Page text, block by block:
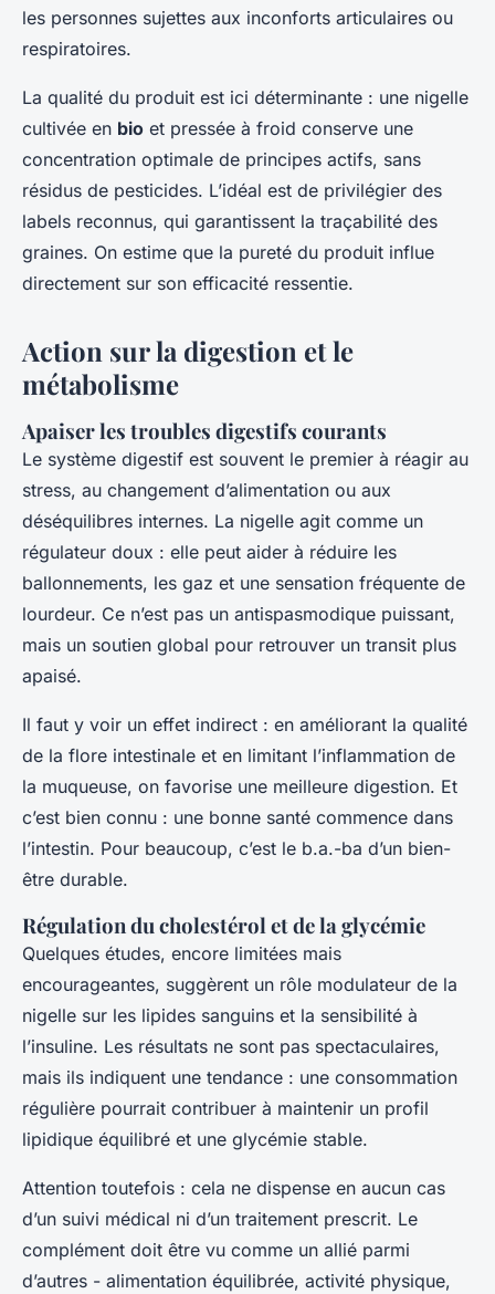
les personnes sujettes aux inconforts articulaires ou
respiratoires.
La qualité du produit est ici déterminante : une nigelle
cultivée en bio et pressée à froid conserve une
concentration optimale de principes actifs, sans
résidus de pesticides. L’idéal est de privilégier des
labels reconnus, qui garantissent la traçabilité des
graines. On estime que la pureté du produit influe
directement sur son efficacité ressentie.
Action sur la digestion et le
métabolisme
Apaiser les troubles digestifs courants
Le système digestif est souvent le premier à réagir au
stress, au changement d’alimentation ou aux
déséquilibres internes. La nigelle agit comme un
régulateur doux : elle peut aider à réduire les
ballonnements, les gaz et une sensation fréquente de
lourdeur. Ce n’est pas un antispasmodique puissant,
mais un soutien global pour retrouver un transit plus
apaisé.
Il faut y voir un effet indirect : en améliorant la qualité
de la flore intestinale et en limitant l’inflammation de
la muqueuse, on favorise une meilleure digestion. Et
c’est bien connu : une bonne santé commence dans
l’intestin. Pour beaucoup, c’est le b.a.-ba d’un bien-
être durable.
Régulation du cholestérol et de la glycémie
Quelques études, encore limitées mais
encourageantes, suggèrent un rôle modulateur de la
nigelle sur les lipides sanguins et la sensibilité à
l’insuline. Les résultats ne sont pas spectaculaires,
mais ils indiquent une tendance : une consommation
régulière pourrait contribuer à maintenir un profil
lipidique équilibré et une glycémie stable.
Attention toutefois : cela ne dispense en aucun cas
d’un suivi médical ni d’un traitement prescrit. Le
complément doit être vu comme un allié parmi
d’autres - alimentation équilibrée, activité physique,